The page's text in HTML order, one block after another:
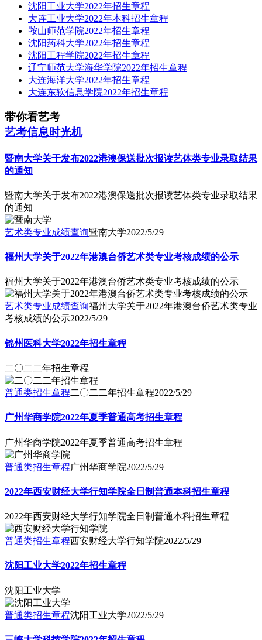
沈阳工业大学2022年招生章程
大连工业大学2022年本科招生章程
鞍山师范学院2022年招生章程
沈阳药科大学2022年招生章程
沈阳工程学院2022年招生章程
辽宁师范大学海华学院2022年招生章程
大连海洋大学2022年招生章程
大连东软信息学院2022年招生章程
带你看艺考
艺考信息时光机
暨南大学关于发布2022港澳保送批次报读艺体类专业录取结果
的通知
暨南大学关于发布2022港澳保送批次报读艺体类专业录取结果
的通知
艺术类专业成绩查询暨南大学2022/5/29
福州大学关于2022年港澳台侨艺术类专业考核成绩的公示
福州大学关于2022年港澳台侨艺术类专业考核成绩的公示
艺术类专业成绩查询福州大学关于2022年港澳台侨艺术类专业
考核成绩的公示2022/5/29
锦州医科大学2022年招生章程
二〇二二年招生章程
普通类招生章程二〇二二年招生章程2022/5/29
广州华商学院2022年夏季普通高考招生章程
广州华商学院2022年夏季普通高考招生章程
普通类招生章程广州华商学院2022/5/29
2022年西安财经大学行知学院全日制普通本科招生章程
2022年西安财经大学行知学院全日制普通本科招生章程
普通类招生章程西安财经大学行知学院2022/5/29
沈阳工业大学2022年招生章程
沈阳工业大学
普通类招生章程沈阳工业大学2022/5/29